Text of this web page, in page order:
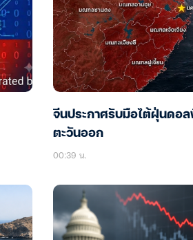
จีนประกาศรับมือไต้ฝุ่นดอ
ตะวันออก
00:39 น.